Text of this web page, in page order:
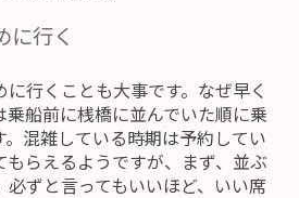
に行く
行くことも大事です。なぜ早く
乗船前に桟橋に並んでいた順に乗
混雑している時期は予約してい
もらえるようですが、まず、並ぶ
必ずと言ってもいいほど、いい席